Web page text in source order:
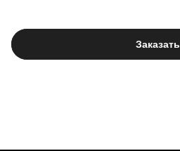
Заказать